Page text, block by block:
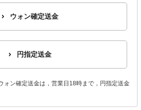
ウォン確定送金
円指定送金
ォン確定送金は，営業日18時まで，円指定送金